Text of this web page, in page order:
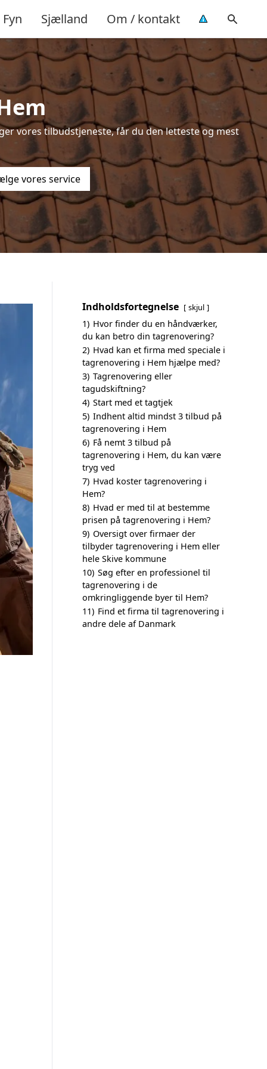
Fyn Sjælland Om / kontakt
vores tilbudstjeneste, får du den letteste og mest
vores service
Indholdsfortegnelse skjul
1) Hvor finder du en håndværker,
du kan betro din tagrenovering?
2) Hvad kan et firma med speciale i
tagrenovering i Hem hjælpe med?
3) Tagrenovering eller
tagudskiftning?
4) Start med et tagtjek
5) Indhent altid mindst 3 tilbud på
tagrenovering i Hem
6) Få nemt 3 tilbud på
tagrenovering i Hem, du kan være
tryg ved
7) Hvad koster tagrenovering i
Hem?
8) Hvad er med til at bestemme
prisen på tagrenovering i Hem?
9) Oversigt over firmaer der
tilbyder tagrenovering i Hem eller
hele Skive kommune
10) Søg efter en professionel til
tagrenovering i de
omkringliggende byer til Hem?
11) Find et firma til tagrenovering i
andre dele af Danmark